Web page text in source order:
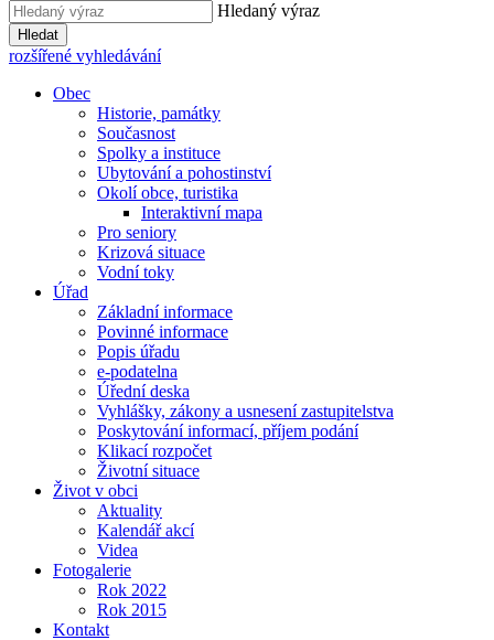
Hledaný výraz
Hledat
rozšířené vyhledávání
Obec
Historie, památky
Současnost
Spolky a instituce
Ubytování a pohostinství
Okolí obce, turistika
Interaktivní mapa
Pro seniory
Krizová situace
Vodní toky
Úřad
Základní informace
Povinné informace
Popis úřadu
e-podatelna
Úřední deska
Vyhlášky, zákony a usnesení zastupitelstva
Poskytování informací, příjem podání
Klikací rozpočet
Životní situace
Život v obci
Aktuality
Kalendář akcí
Videa
Fotogalerie
Rok 2022
Rok 2015
Kontakt